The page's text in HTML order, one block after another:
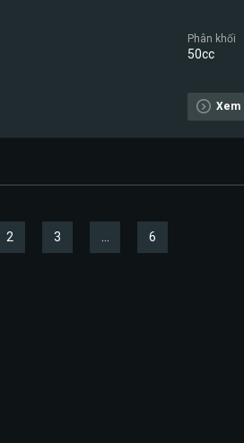
Phân khối
50cc
Xem
2 3 6